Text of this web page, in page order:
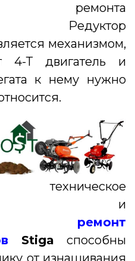
ремонта
Редуктор
механизмом,
4-Т двигатель и
к нему нужно
техническое
и
ремонт
Stiga способны
от изнашивания